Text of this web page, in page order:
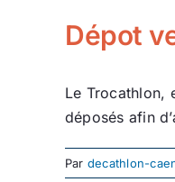
Dépot
Le Trocathlon,
déposés afin
Par decathlon-